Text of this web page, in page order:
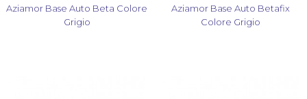
Aziamor Base Auto Beta Colore
Grigio
Aziamor Base Auto Betafix
Colore Grigio